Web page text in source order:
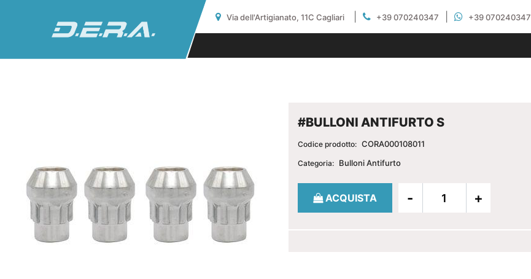
Via dell'Artigianato, 11C Cagliari +39 070240347 +39 070240347
#BULLONI ANTIFURTO S
Codice prodotto: CORA000108011
Categoria: Bulloni Antifurto
Quantità
ACQUISTA